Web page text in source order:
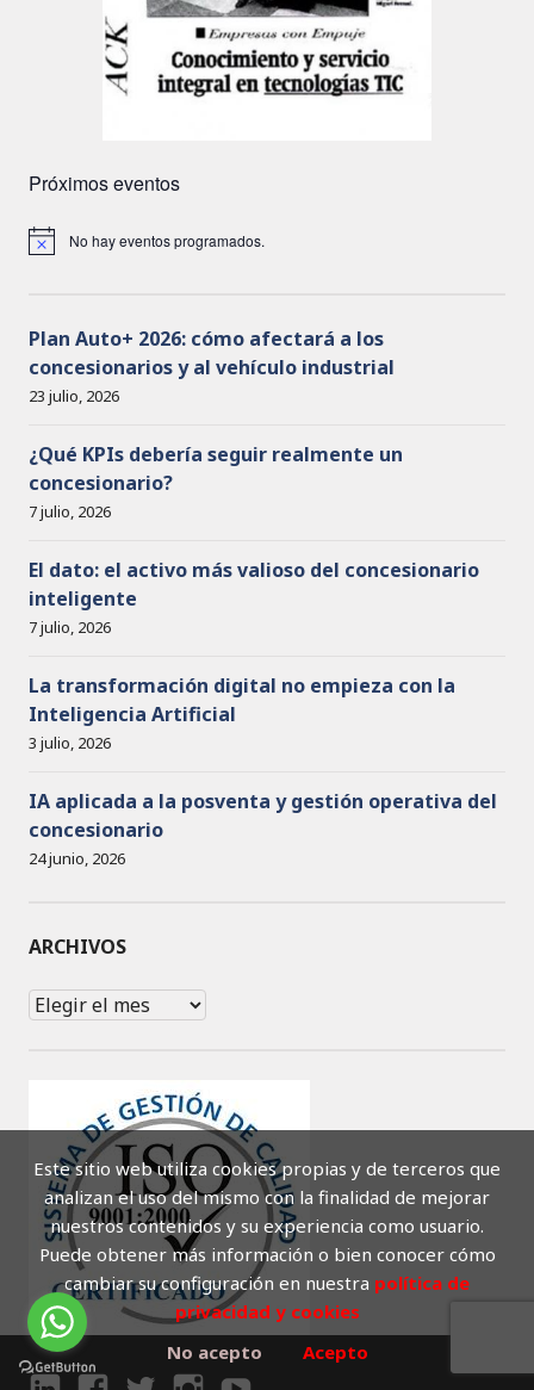
Este sitio web utiliza cookies propias y de terceros que
analizan el uso del mismo con la finalidad de mejorar
nuestros contenidos y su experiencia como usuario.
Puede obtener más información o bien conocer cómo
cambiar su configuración en nuestra política de
privacidad y cookies
No acepto
Acepto
Próximos eventos
No hay eventos programados.
Plan Auto+ 2026: cómo afectará a los
concesionarios y al vehículo industrial
23 julio, 2026
¿Qué KPIs debería seguir realmente un
concesionario?
7 julio, 2026
El dato: el activo más valioso del concesionario
inteligente
7 julio, 2026
La transformación digital no empieza con la
Inteligencia Artificial
3 julio, 2026
IA aplicada a la posventa y gestión operativa del
concesionario
24 junio, 2026
ARCHIVOS
Archivos